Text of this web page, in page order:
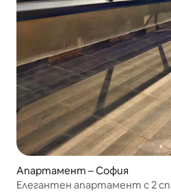
Апартамент – София
Елегантен апартамент с 2